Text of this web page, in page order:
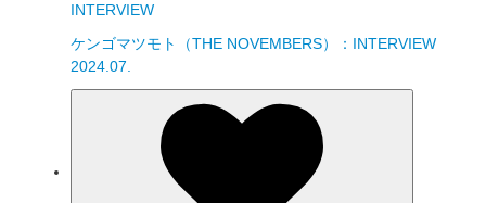
INTERVIEW
ケンゴマツモト（THE NOVEMBERS）：INTERVIEW
2024.07.